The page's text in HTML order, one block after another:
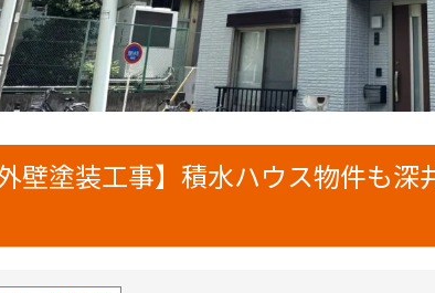
壁塗装工事】積水ハウス物件も深